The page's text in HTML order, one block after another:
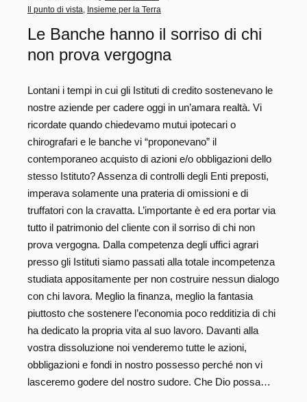
Il punto di vista
Insieme per la Terra
Le Banche hanno il sorriso di chi
non prova vergogna
Lontani i tempi in cui gli Istituti di credito sostenevano le
nostre aziende per cadere oggi in un’amara realtà. Vi
ricordate quando chiedevamo mutui ipotecari o
chirografari e le banche vi “proponevano” il
contemporaneo acquisto di azioni e/o obbligazioni dello
stesso Istituto? Assenza di controlli degli Enti preposti,
imperava solamente una prateria di omissioni e di
truffatori con la cravatta. L’importante è ed era portar via
tutto il patrimonio del cliente con il sorriso di chi non
prova vergogna. Dalla competenza degli uffici agrari
presso gli Istituti siamo passati alla totale incompetenza
studiata appositamente per non costruire nessun dialogo
con chi lavora. Meglio la finanza, meglio la fantasia
piuttosto che sostenere l’economia poco redditizia di chi
ha dedicato la propria vita al suo lavoro. Davanti alla
vostra dissoluzione noi venderemo tutte le azioni,
obbligazioni e fondi in nostro possesso perché non vi
lasceremo godere del nostro sudore. Che Dio possa…